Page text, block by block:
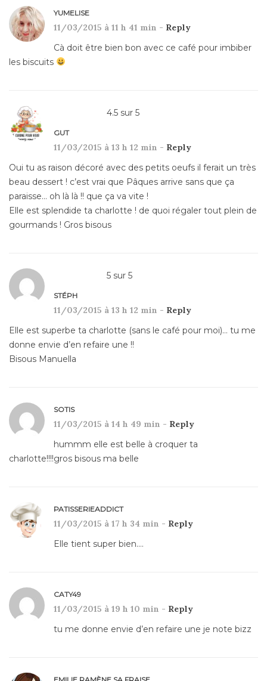
YUMELISE
11/03/2015 à 11 h 41 min - Reply
Cà doit être bien bon avec ce café pour imbiber
les biscuits
4.5 sur 5
GUT
11/03/2015 à 13 h 12 min - Reply
Oui tu as raison décoré avec des petits oeufs il ferait un très
beau dessert ! c’est vrai que Pâques arrive sans que ça
paraisse… oh là là !! que ça va vite !
Elle est splendide ta charlotte ! de quoi régaler tout plein de
gourmands ! Gros bisous
5 sur 5
STÉPH
11/03/2015 à 13 h 12 min - Reply
Elle est superbe ta charlotte (sans le café pour moi)… tu me
donne envie d’en refaire une !!
Bisous Manuella
SOTIS
11/03/2015 à 14 h 49 min - Reply
hummm elle est belle à croquer ta
charlotte!!!!gros bisous ma belle
PATISSERIEADDICT
11/03/2015 à 17 h 34 min - Reply
Elle tient super bien….
CATY49
11/03/2015 à 19 h 10 min - Reply
tu me donne envie d’en refaire une je note bizz